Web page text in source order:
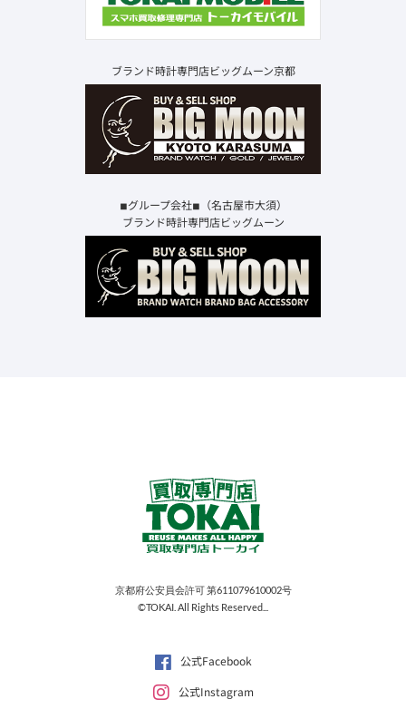
ブランド時計専門店ビッグムーン京都
◾︎グループ会社◾︎（名古屋市大須）
ブランド時計専門店ビッグムーン
京都府公安員会許可 第611079610002号
©TOKAI. All Rights Reserved...
公式Facebook
公式Instagram